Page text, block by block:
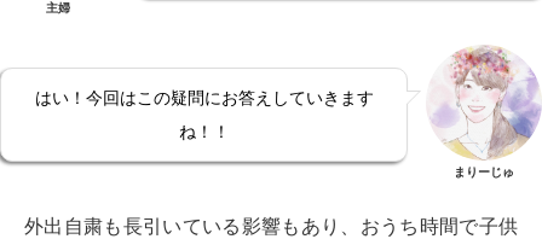
主婦
はい！今回はこの疑問にお答えしていきます
ね！！
まりーじゅ
外出自粛も長引いている影響もあり、おうち時間で子供